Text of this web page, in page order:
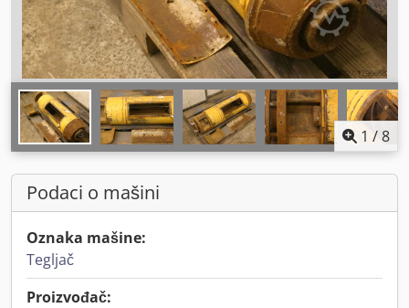
1 /8
Podaci o mašini
Oznaka mašine:
Tegljač
Proizvođač: